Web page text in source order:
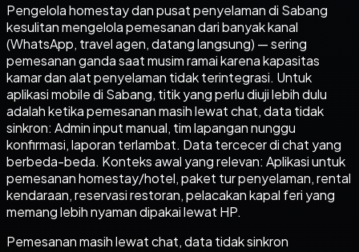
Pengelola homestay dan pusat penyelaman di Sabang
kesulitan mengelola pemesanan dari banyak kanal
(WhatsApp, travel agen, datang langsung) — sering
pemesanan ganda saat musim ramai karena kapasitas
kamar dan alat penyelaman tidak terintegrasi. Untuk
aplikasi mobile di Sabang, titik yang perlu diuji lebih dulu
adalah ketika pemesanan masih lewat chat, data tidak
sinkron: Admin input manual, tim lapangan nunggu
konfirmasi, laporan terlambat. Data tercecer di chat yang
berbeda-beda. Konteks awal yang relevan: Aplikasi untuk
pemesanan homestay/hotel, paket tur penyelaman, rental
kendaraan, reservasi restoran, pelacakan kapal feri yang
memang lebih nyaman dipakai lewat HP.
Pemesanan masih lewat chat, data tidak sinkron